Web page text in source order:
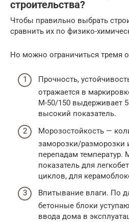
строительства?
Чтобы правильно выбрать
сравнить их по физико-
Но можно ограничиться тремя
Прочность,
отражается в
М-50/150 выдерживает
высокий показатель.
Морозостойкость —
заморозки/разморозки
перепадам
показатель для
циклов, для
Впитывание влаги. По
бетонные блоки
ввода дома в